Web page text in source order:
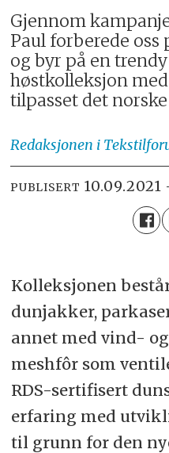
Gjennom
Paul forberede oss
og byr på en
høstkolleksjon
tilpasset det
Redaksjonen i
PUBLISERT
Kolleksjonen
dunjakker,
annet med vind-
meshfôr som
RDS-sertifisert
erfaring med
til grunn for den